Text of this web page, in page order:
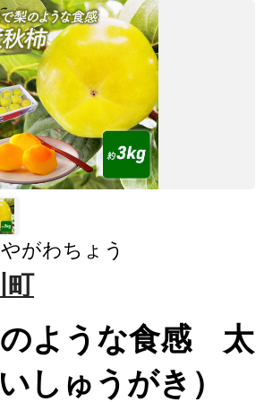
がわちょう
町
のような食感 太
しゅうがき）